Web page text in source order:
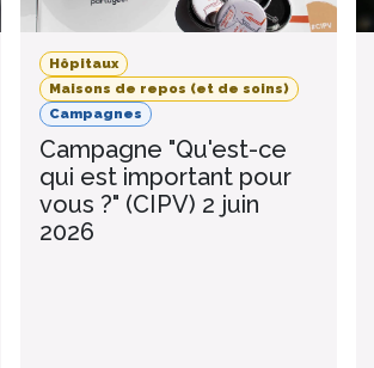
Hôpitaux
Maisons de repos (et de soins)
Campagnes
Campagne "Qu'est-ce
qui est important pour
vous ?" (CIPV) 2 juin
2026